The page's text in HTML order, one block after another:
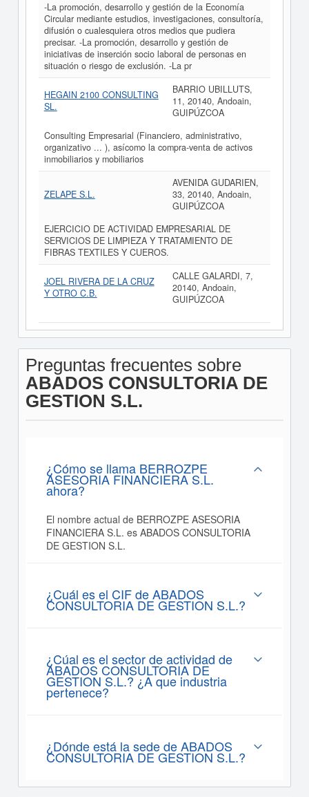
-La promoción, desarrollo y gestión de la Economía
Circular mediante estudios, investigaciones, consultoría,
difusión o cualesquiera otros medios que pudiera
precisar. -La promoción, desarrollo y gestión de
iniciativas de inserción socio laboral de personas en
situación o riesgo de exclusión. -La pr
HEGAIN 2100 CONSULTING
SL.
BARRIO UBILLUTS,
11, 20140, Andoain,
GUIPÚZCOA
Consulting Empresarial (Financiero, administrativo,
organizativo ... ), asícomo la compra-venta de activos
inmobiliarios y mobiliarios
ZELAPE S.L.
AVENIDA GUDARIEN,
33, 20140, Andoain,
GUIPÚZCOA
EJERCICIO DE ACTIVIDAD EMPRESARIAL DE
SERVICIOS DE LIMPIEZA Y TRATAMIENTO DE
FIBRAS TEXTILES Y CUEROS.
JOEL RIVERA DE LA CRUZ
Y OTRO C.B.
CALLE GALARDI, 7,
20140, Andoain,
GUIPÚZCOA
Preguntas frecuentes sobre
ABADOS CONSULTORIA DE
GESTION S.L.
¿Cómo se llama BERROZPE
ASESORIA FINANCIERA S.L.
ahora?
El nombre actual de BERROZPE ASESORIA
FINANCIERA S.L. es ABADOS CONSULTORIA
DE GESTION S.L.
¿Cuál es el CIF de ABADOS
CONSULTORIA DE GESTION S.L.?
¿Cúal es el sector de actividad de
ABADOS CONSULTORIA DE
GESTION S.L.? ¿A que industria
pertenece?
¿Dónde está la sede de ABADOS
CONSULTORIA DE GESTION S.L.?